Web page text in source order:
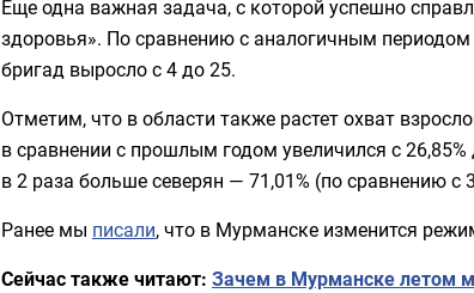
Еще одна важная задача, с которой успешно
здоровья». По сравнению с аналогичным
бригад выросло с 4 до 25.
Отметим, что в области также растет охват
в сравнении с прошлым годом увеличился с
в 2 раза больше северян — 71,01% (по сравнению с
Ранее мы писали, что в Мурманске изменится
Сейчас также читают: Зачем в Мурманске летом